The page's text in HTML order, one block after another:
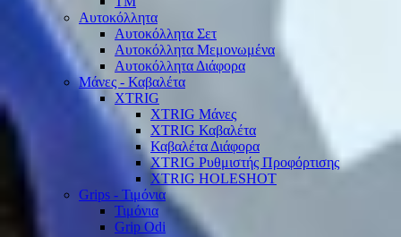
Αυτοκόλλητα
Αυτοκόλλητα Σετ
Αυτοκόλλητα Μεμονωμένα
Αυτοκόλλητα Διάφορα
Μάνες - Καβαλέτα
XTRIG
XTRIG Μάνες
XTRIG Καβαλέτα
Καβαλέτα Διάφορα
XTRIG Ρυθμιστής Προφόρτισης
XTRIG HOLESHOT
Grips - Τιμόνια
Τιμόνια
Grip Odi